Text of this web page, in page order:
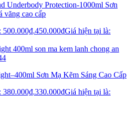
Underbody Protection-1000ml Sơn
văng cao cấp
500.000₫.450.000₫Giá hiện tại là:
Sơn Mạ Kẽm Sáng Cao Cấp
380.000₫.330.000₫Giá hiện tại là: